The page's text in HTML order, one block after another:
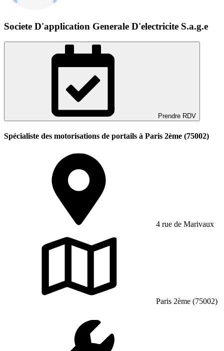
Societe D'application Generale D'electricite S.a.g.e
Prendre RDV
Spécialiste des motorisations de portails à Paris 2ème (75002)
4 rue de Marivaux
Paris 2ème (75002)